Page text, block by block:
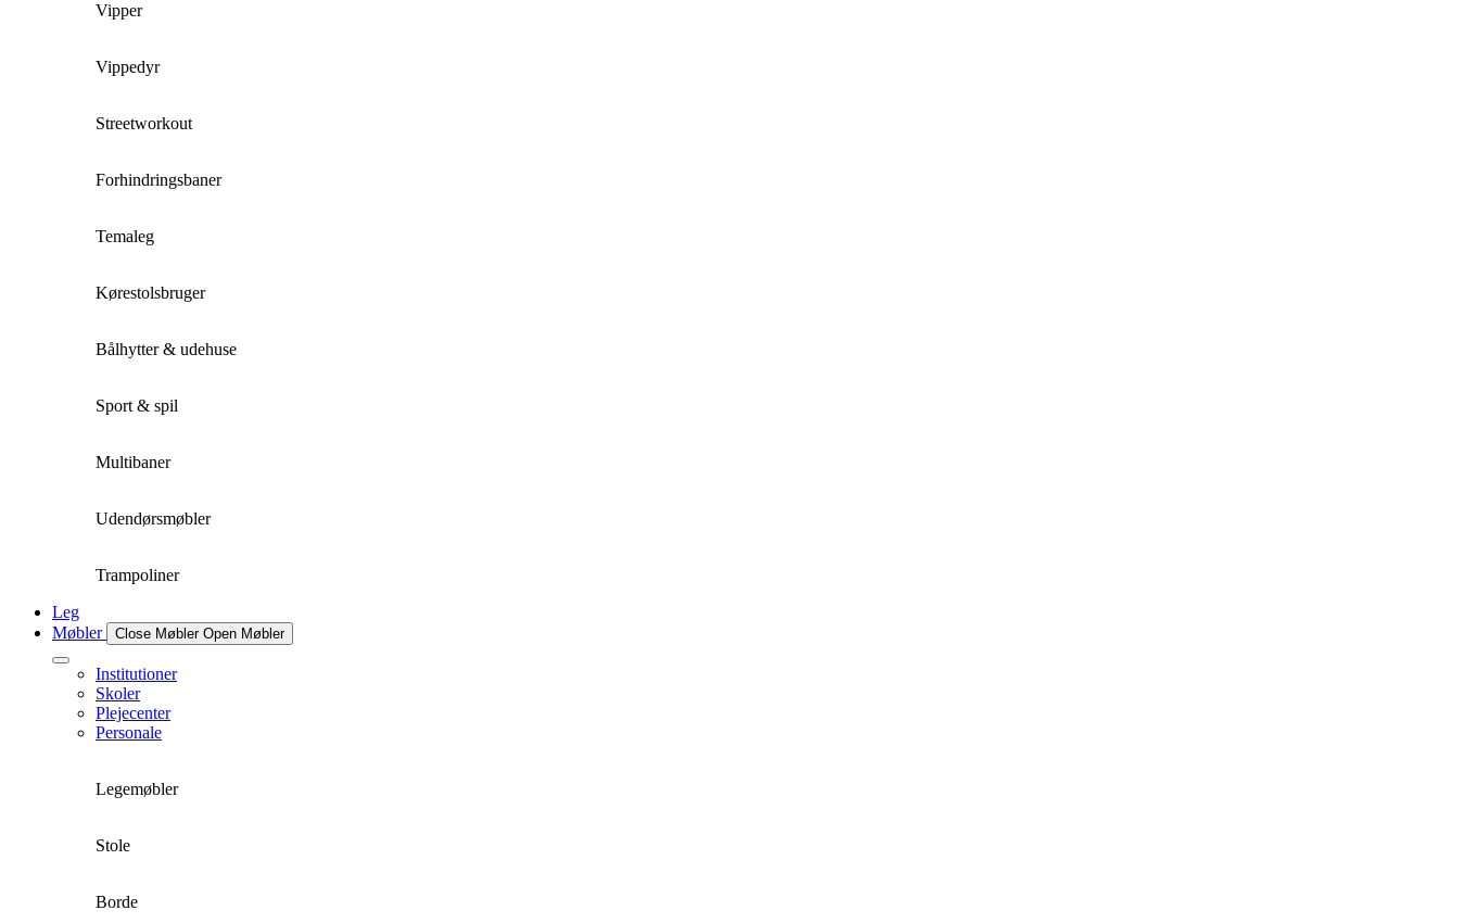
Vipper
Vippedyr
Streetworkout
Forhindringsbaner
Temaleg
Kørestolsbruger
Bålhytter & udehuse
Sport & spil
Multibaner
Udendørsmøbler
Trampoliner
Leg
Møbler
Close Møbler Open Møbler
Institutioner
Skoler
Plejecenter
Personale
Legemøbler
Stole
Borde